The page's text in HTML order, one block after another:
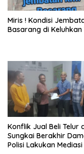
Miris ! Kondisi
Basarang di
Konflik Jual Beli Telur
Sungkai Berakhir
Polisi Lakukan Mediasi